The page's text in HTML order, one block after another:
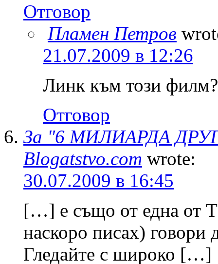
Отговор
Пламен Петров
21.07.2009 в 12:26
Линк към този
Отговор
За "6 МИЛИАРДА
Blogatstvo.com wrote:
30.07.2009 в 16:45
[…] е също от една от
наскоро писах) говори
Гледайте с широко […]